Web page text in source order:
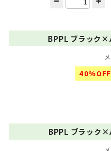
BPPL ブラック×
40%OFF
BPPL ブラック×